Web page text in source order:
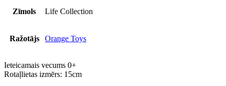
Zīmols Life Collection
Ražotājs Orange Toys
Ieteicamais vecums 0+
Rotaļlietas izmērs: 15cm